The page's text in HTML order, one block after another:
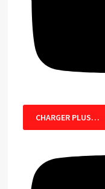
CHARGER PLUS…